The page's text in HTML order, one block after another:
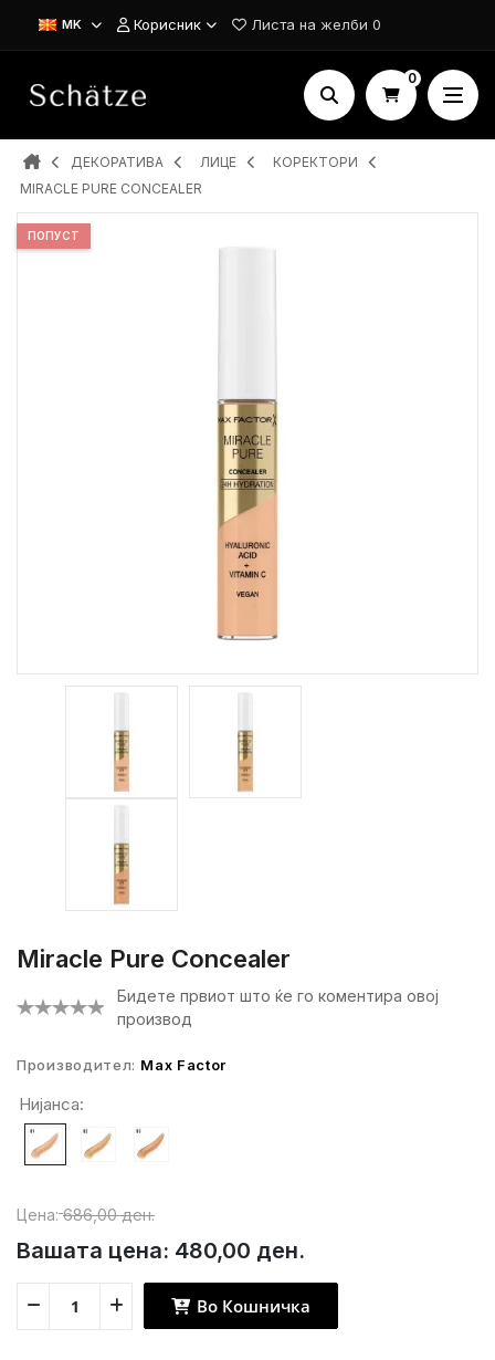
MK Корисник Листа на желби 0
0
ДЕКОРАТИВА ЛИЦЕ
КОРЕКТОРИ
MIRACLE PURE CONCEALER
ПОПУСТ
Miracle Pure Concealer
Бидете првиот што ќе го коментира овој
производ
Производител: Max Factor
Нијанса:
Цена: 686,00 ден.
Вашата цена: 480,00 ден.
Во Кошничка